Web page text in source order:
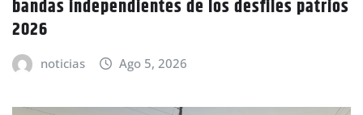
bandas independientes de los desfiles patrios
2026
noticias Ago 5, 2026